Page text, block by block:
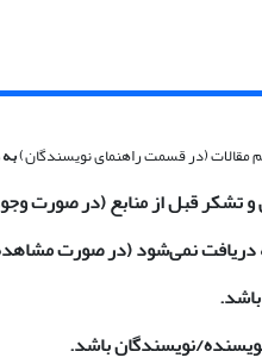
مقالات (در قسمت راهنمای نویسندگان)
تشکر قبل از منابع (در صورت
دریافت نمی‌شود (در صورت
نویسندگان باشد.